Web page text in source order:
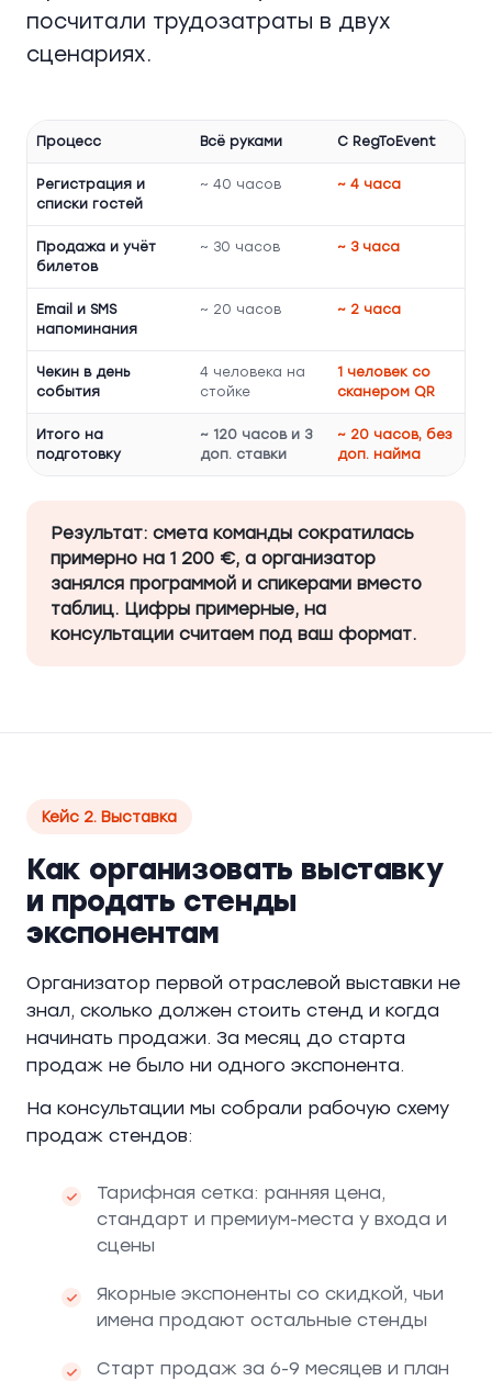
посчитали трудозатраты в двух
сценариях.
Процесс Всё руками С RegToEvent
Регистрация и
списки гостей
~ 40 часов ~ 4 часа
Продажа и учёт
билетов
~ 30 часов ~ 3 часа
Email и SMS
напоминания
~ 20 часов ~ 2 часа
Чекин в день
события
4 человека на
стойке
1 человек со
сканером QR
Итого на
подготовку
~ 120 часов и 3
доп. ставки
~ 20 часов, без
доп. найма
Результат: смета команды сократилась
примерно на 1 200 €, а организатор
занялся программой и спикерами вместо
таблиц. Цифры примерные, на
консультации считаем под ваш формат.
Кейс 2. Выставка
Как организовать выставку
и продать стенды
экспонентам
Организатор первой отраслевой выставки не
знал, сколько должен стоить стенд и когда
начинать продажи. За месяц до старта
продаж не было ни одного экспонента.
На консультации мы собрали рабочую схему
продаж стендов:
Тарифная сетка: ранняя цена,
стандарт и премиум-места у входа и
сцены
Якорные экспоненты со скидкой, чьи
имена продают остальные стенды
Старт продаж за 6-9 месяцев и план